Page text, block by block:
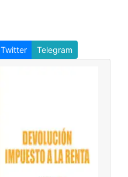
Twitter Telegram